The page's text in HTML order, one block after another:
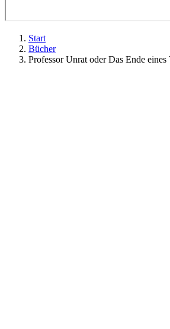
Start
Bücher
Professor Unrat oder Das Ende eines